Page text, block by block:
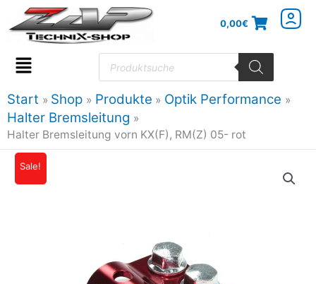
Inhalt
springen
0,00€
Flyout
Menu
Products
search
Start Shop Produkte
Optik Performance
Halter Bremsleitung
Halter Bremsleitung vorn KX(F), RM(Z) 05- rot
Sale!